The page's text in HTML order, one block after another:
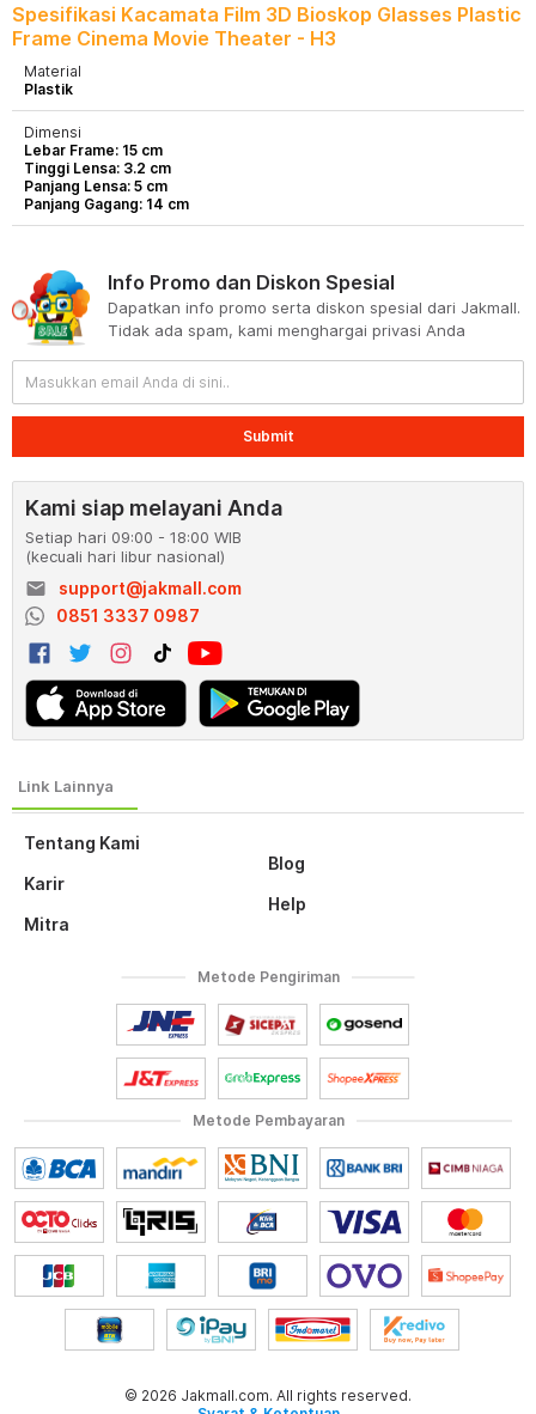
Spesifikasi Kacamata Film 3D Bioskop Glasses Plastic
Frame Cinema Movie Theater - H3
Material
Plastik
Dimensi
Lebar Frame: 15 cm
Tinggi Lensa: 3.2 cm
Panjang Lensa: 5 cm
Panjang Gagang: 14 cm
Tentang Kami
Karir
Mitra
Blog
Help
Info Promo dan Diskon Spesial
Dapatkan info promo serta diskon spesial dari Jakmall.
Tidak ada spam, kami menghargai privasi Anda
Submit
Kami siap melayani Anda
Setiap hari 09:00 - 18:00 WIB
(kecuali hari libur nasional)
email
support@jakmall.com
0851 3337 0987
Metode Pembayaran
Metode Pengiriman
© 2026 Jakmall.com. All rights reserved.